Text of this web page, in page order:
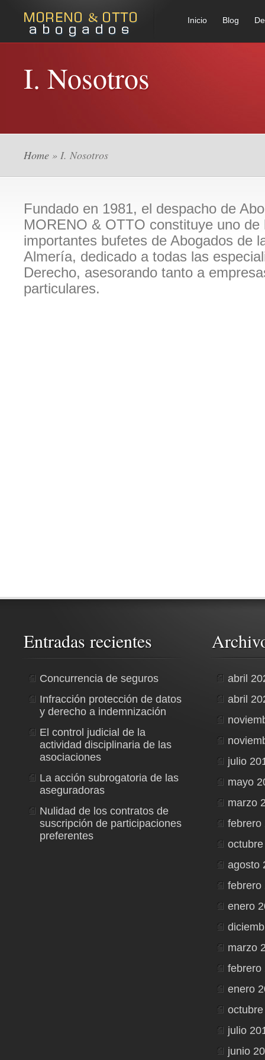
Inicio Blog
I. Nosotros
Home » I. Nosotros
Fundado en 1981, el despacho de
MORENO & OTTO constituye uno de
importantes bufetes de Abogados de
Almería, dedicado a todas las
Derecho, asesorando tanto a
particulares.
Entradas recientes
Concurrencia de seguros
Infracción protección de datos
y derecho a indemnización
El control judicial de la
actividad disciplinaria de las
asociaciones
La acción subrogatoria de las
aseguradoras
Nulidad de los contratos de
suscripción de participaciones
preferentes
abril
abril
julio
mayo
marzo
febrero
agosto
febrero
enero
marzo
febrero
enero
julio
junio